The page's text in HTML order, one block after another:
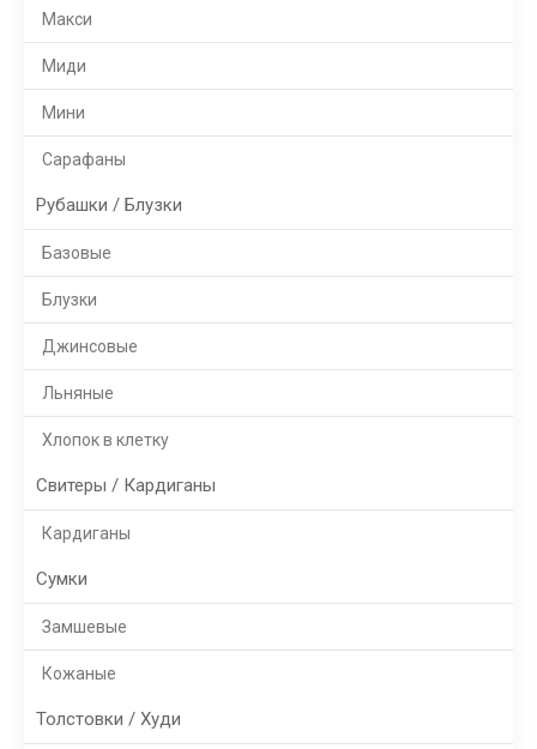
Макси
Миди
Мини
Сарафаны
Рубашки / Блузки
Базовые
Блузки
Джинсовые
Льняные
Хлопок в клетку
Свитеры / Кардиганы
Кардиганы
Сумки
Замшевые
Кожаные
Толстовки / Худи